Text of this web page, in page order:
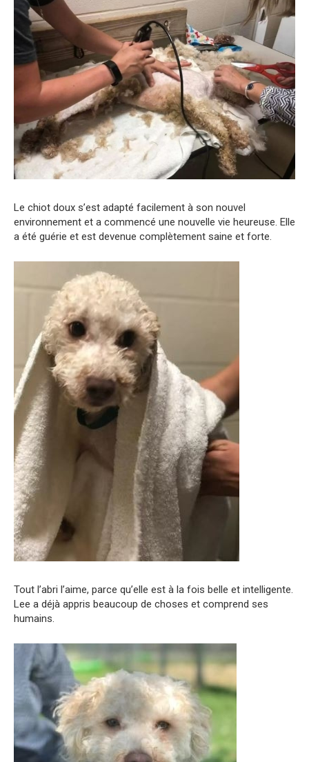
Le chiot doux s’est adapté facilement à son nouvel
environnement et a commencé une nouvelle vie heureuse. Elle
a été guérie et est devenue complètement saine et forte.
Tout l’abri l’aime, parce qu’elle est à la fois belle et intelligente.
Lee a déjà appris beaucoup de choses et comprend ses
humains.